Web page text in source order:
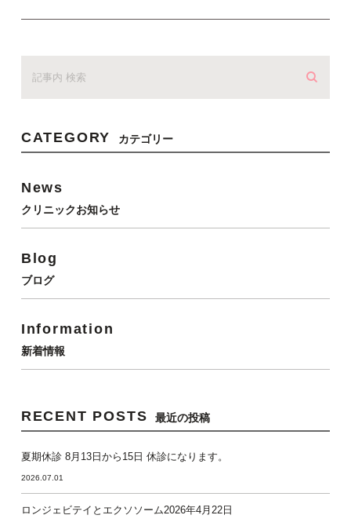
CATEGORY カテゴリー
News
クリニックお知らせ
Blog
ブログ
Information
新着情報
RECENT POSTS 最近の投稿
夏期休診 8月13日から15日 休診になります。
2026.07.01
ロンジェビテイとエクソソーム2026年4月22日